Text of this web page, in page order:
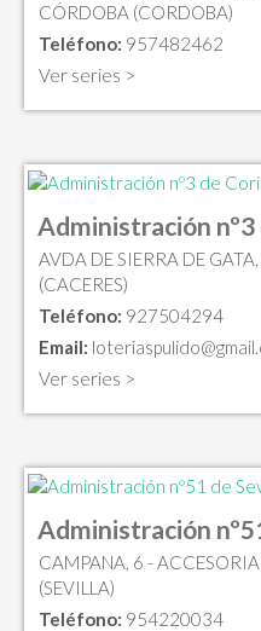
CÓRDOBA (CORDOBA)
Teléfono: 957482462
Ver series >
Administración nº3
AVDA DE SIERRA DE
(CACERES)
Teléfono: 927504294
Email:
Ver series >
Administración
CAMPANA, 6 -
(SEVILLA)
Teléfono: 954220034